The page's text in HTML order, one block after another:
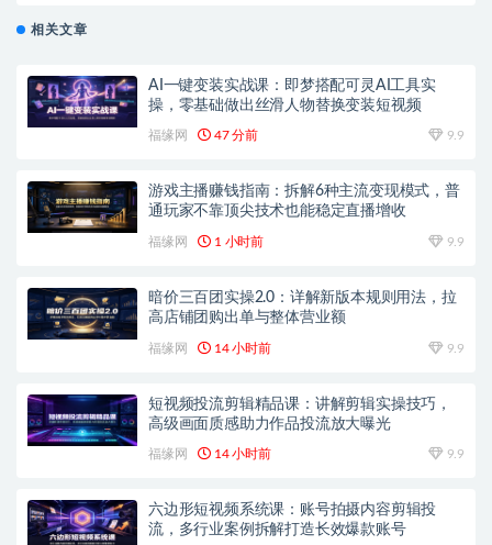
相关文章
AI一键变装实战课：即梦搭配可灵AI工具实
操，零基础做出丝滑人物替换变装短视频
福缘网 47 分前 9.9
游戏主播赚钱指南：拆解6种主流变现模式，普
通玩家不靠顶尖技术也能稳定直播增收
福缘网 1 小时前 9.9
暗价三百团实操2.0：详解新版本规则用法，拉
高店铺团购出单与整体营业额
福缘网 14 小时前 9.9
短视频投流剪辑精品课：讲解剪辑实操技巧，
高级画面质感助力作品投流放大曝光
福缘网 14 小时前 9.9
六边形短视频系统课：账号拍摄内容剪辑投
流，多行业案例拆解打造长效爆款账号